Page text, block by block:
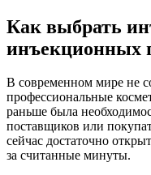
Как выбрать
инъекционных
В современном мире не
профессиональные
раньше была
поставщиков или
сейчас достаточно
за считанные минуты.